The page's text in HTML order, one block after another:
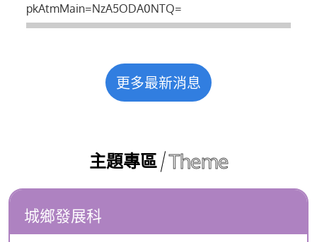
pkAtmMain=NzA5ODA0NTQ=
更多最新消息
主題專區 Theme
城鄉發展科